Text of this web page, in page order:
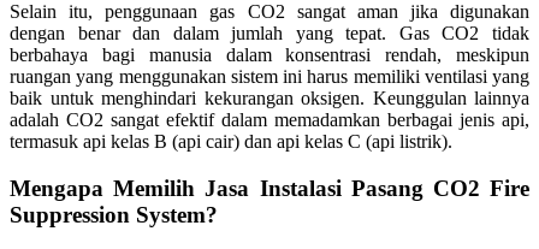
Selain itu, penggunaan gas CO2 sangat aman jika digunakan
dengan benar dan dalam jumlah yang tepat. Gas CO2 tidak
berbahaya bagi manusia dalam konsentrasi rendah, meskipun
ruangan yang menggunakan sistem ini harus memiliki ventilasi yang
baik untuk menghindari kekurangan oksigen. Keunggulan lainnya
adalah CO2 sangat efektif dalam memadamkan berbagai jenis api,
termasuk api kelas B (api cair) dan api kelas C (api listrik).
Mengapa Memilih Jasa Instalasi Pasang CO2 Fire
Suppression System?